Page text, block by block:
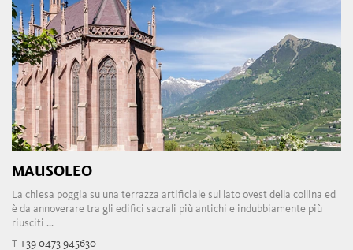
MAUSOLEO
La chiesa poggia su una terrazza artificiale sul lato ovest della collina ed
è da annoverare tra gli edifici sacrali più antichi e indubbiamente più
riusciti ...
T+39 0473 945630